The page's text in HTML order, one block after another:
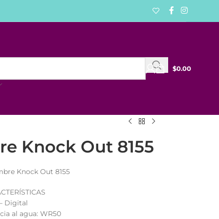
$0.00
Knock Out 8155
Knock Out 8155
Digital
al agua: WR50